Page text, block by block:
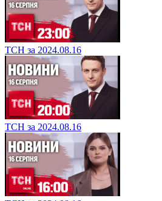
ТСН за 2024.08.16
ТСН за 2024.08.16